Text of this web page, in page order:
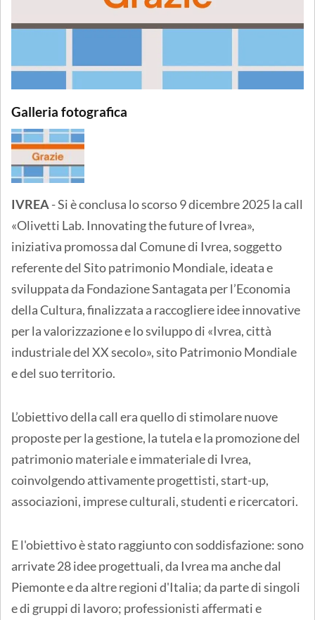
Galleria fotografica
IVREA- Si è conclusa lo scorso 9 dicembre 2025 la call
«Olivetti Lab. Innovating the future of Ivrea»,
iniziativa promossa dal Comune di Ivrea, soggetto
referente del Sito patrimonio Mondiale, ideata e
sviluppata da Fondazione Santagata per l’Economia
della Cultura, finalizzata a raccogliere idee innovative
per la valorizzazione e lo sviluppo di «Ivrea, città
industriale del XX secolo», sito Patrimonio Mondiale
e del suo territorio.
L’obiettivo della call era quello di stimolare nuove
proposte per la gestione, la tutela e la promozione del
patrimonio materiale e immateriale di Ivrea,
coinvolgendo attivamente progettisti, start-up,
associazioni, imprese culturali, studenti e ricercatori.
E l'obiettivo è stato raggiunto con soddisfazione: sono
arrivate 28 idee progettuali, da Ivrea ma anche dal
Piemonte e da altre regioni d'Italia; da parte di singoli
e di gruppi di lavoro; professionisti affermati e